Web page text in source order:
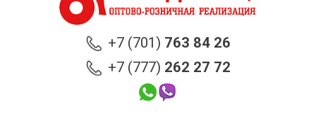
+7 (701) 763 84 26
+7 (777) 262 27 72